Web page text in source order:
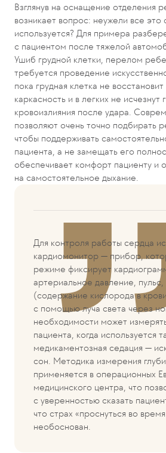
Взглянув на оснащение отделения
возникает вопрос: неужели все это
используется? Для примера
с пациентом после тяжелой
Ушиб грудной клетки, перелом
требуется проведение
пока грудная клетка не
каркасность и в легких не исчезнут
кровоизлияния после удара.
позволяют очень точно подбирать
чтобы поддерживать
пациента, а не замещать его
обеспечивает комфорт пациенту и
на самостоятельное дыхание.
Для контроля работы сердца
кардиомонитор — прибор,
режиме фиксирует
артериальное давление,
(содержание кислорода в
с помощью луча света через
необходимости может
пациента, когда используется
медикаментозная седация —
сон. Методика измерения
применяется в операционных
медицинского центра, что
с уверенностью сказать
что страх «проснуться во
необоснован.